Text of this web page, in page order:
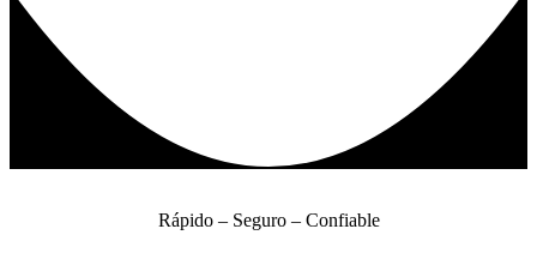
Rápido – Seguro – Confiable